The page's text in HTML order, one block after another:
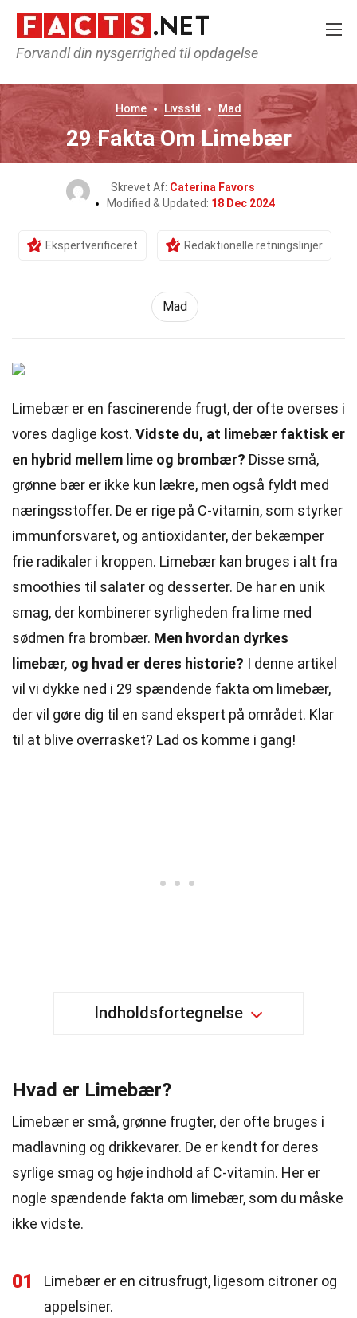
Forvandl din nysgerrighed til opdagelse
Home Livsstil Mad
29 Fakta Om Limebær
Skrevet Af: Caterina Favors
Modified & Updated: 18 Dec 2024
Ekspertverificeret Redaktionelle retningslinjer
Mad
Limebær er en fascinerende frugt, der ofte overses i
vores daglige kost. Vidste du, at limebær faktisk er
en hybrid mellem lime og brombær? Disse små,
grønne bær er ikke kun lækre, men også fyldt med
næringsstoffer. De er rige på C-vitamin, som styrker
immunforsvaret, og antioxidanter, der bekæmper
frie radikaler i kroppen. Limebær kan bruges i alt fra
smoothies til salater og desserter. De har en unik
smag, der kombinerer syrligheden fra lime med
sødmen fra brombær. Men hvordan dyrkes
limebær, og hvad er deres historie? I denne artikel
vil vi dykke ned i 29 spændende fakta om limebær,
der vil gøre dig til en sand ekspert på området. Klar
til at blive overrasket? Lad os komme i gang!
Indholdsfortegnelse
Hvad er Limebær?
Limebær er små, grønne frugter, der ofte bruges i
madlavning og drikkevarer. De er kendt for deres
syrlige smag og høje indhold af C-vitamin. Her er
nogle spændende fakta om limebær, som du måske
ikke vidste.
01
Limebær er en citrusfrugt, ligesom citroner og
appelsiner.